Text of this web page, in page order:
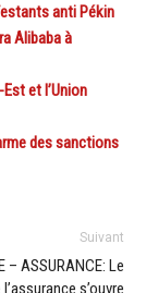
anti Pékin
Alibaba à
Est et l’Union
des sanctions
Suivant
– ASSURANCE: Le
s’ouvre